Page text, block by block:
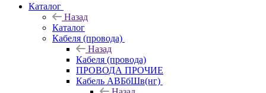
Каталог
Назад
Каталог
Кабеля (провода)
Назад
Кабеля (провода)
ПРОВОДА ПРОЧИЕ
Кабель АВБбШв(нг)